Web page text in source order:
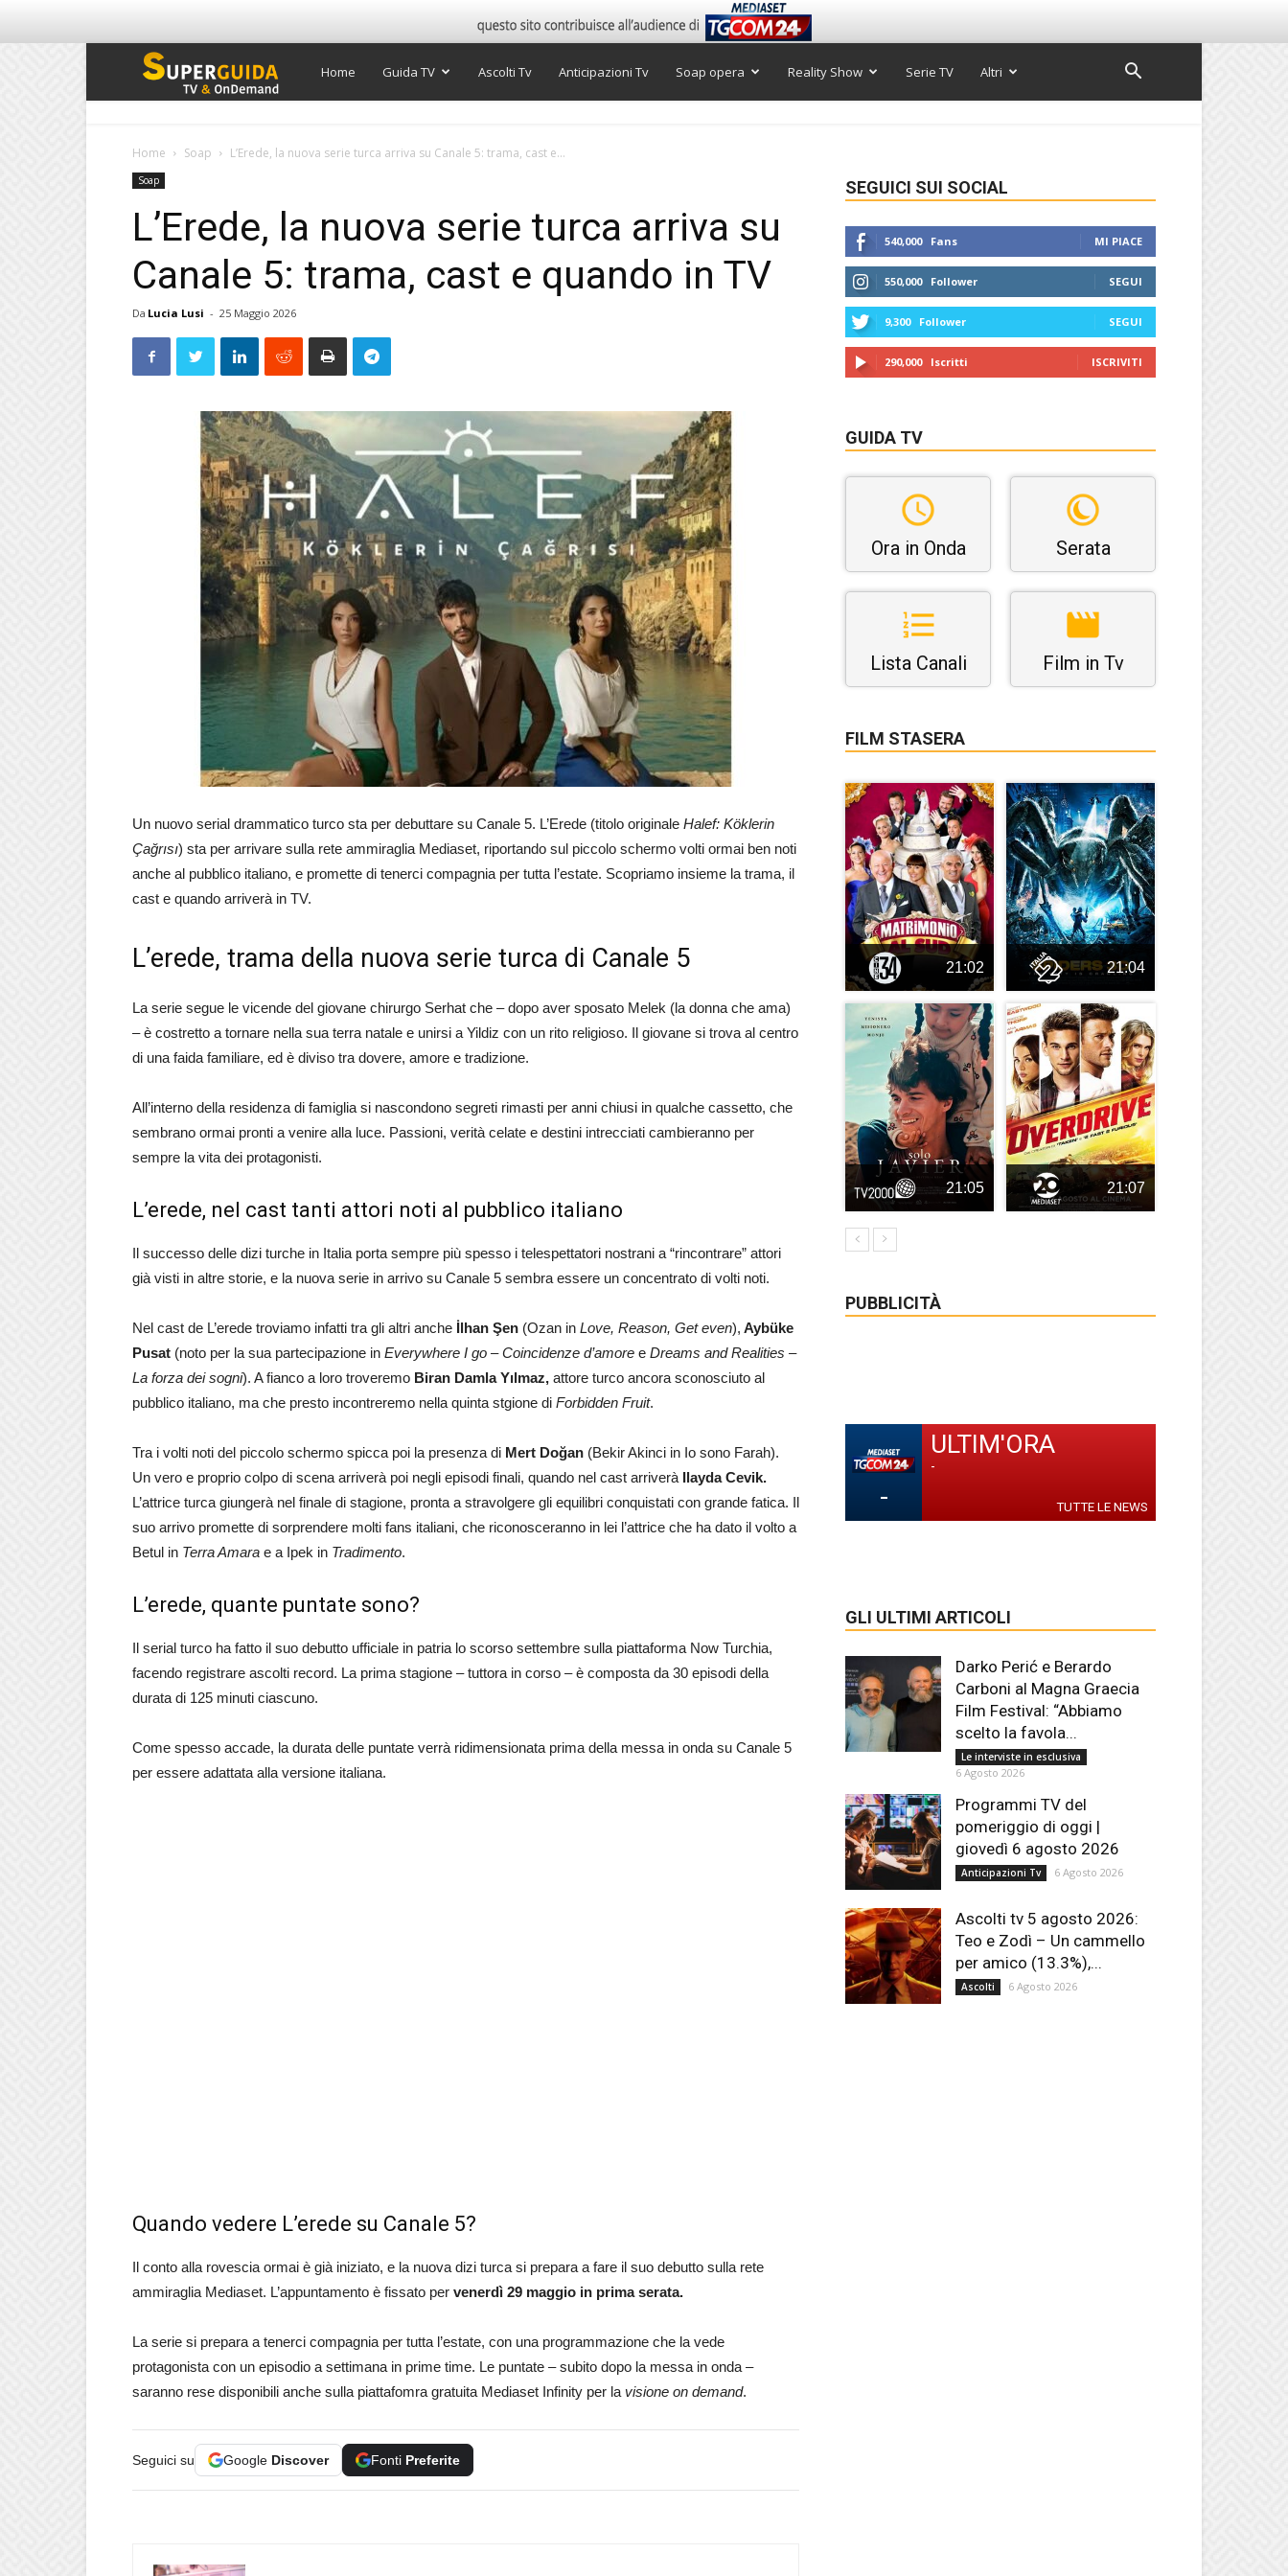
Super
Home Guida TV Ascolti Tv Anticipazioni Tv Soap opera Reality Show Serie TV Altri
Home Soap L’Erede, la nuova serie turca arriva su Canale 5: trama, cast e...
Soap
L’Erede, la nuova serie turca arriva su
Canale 5: trama, cast e quando in TV
Da Lucia Lusi - 25 Maggio 2026
Un nuovo serial drammatico turco sta per debuttare su Canale 5. L’Erede (titolo originale Halef: Köklerin
Çağrısı) sta per arrivare sulla rete ammiraglia Mediaset, riportando sul piccolo schermo volti ormai ben noti
anche al pubblico italiano, e promette di tenerci compagnia per tutta l’estate. Scopriamo insieme la trama, il
cast e quando arriverà in TV.
L’erede, trama della nuova serie turca di Canale 5
La serie segue le vicende del giovane chirurgo Serhat che – dopo aver sposato Melek (la donna che ama)
– è costretto a tornare nella sua terra natale e unirsi a Yildiz con un rito religioso. Il giovane si trova al centro
di una faida familiare, ed è diviso tra dovere, amore e tradizione.
All’interno della residenza di famiglia si nascondono segreti rimasti per anni chiusi in qualche cassetto, che
sembrano ormai pronti a venire alla luce. Passioni, verità celate e destini intrecciati cambieranno per
sempre la vita dei protagonisti.
L’erede, nel cast tanti attori noti al pubblico italiano
Il successo delle dizi turche in Italia porta sempre più spesso i telespettatori nostrani a “rincontrare” attori
già visti in altre storie, e la nuova serie in arrivo su Canale 5 sembra essere un concentrato di volti noti.
Nel cast de L’erede troviamo infatti tra gli altri anche İlhan Şen (Ozan in Love, Reason, Get even), Aybüke
Pusat (noto per la sua partecipazione in Everywhere I go – Coincidenze d’amore e Dreams and Realities –
La forza dei sogni). A fianco a loro troveremo Biran Damla Yılmaz, attore turco ancora sconosciuto al
pubblico italiano, ma che presto incontreremo nella quinta stgione di Forbidden Fruit.
Tra i volti noti del piccolo schermo spicca poi la presenza di Mert Doğan (Bekir Akinci in Io sono Farah).
Un vero e proprio colpo di scena arriverà poi negli episodi finali, quando nel cast arriverà Ilayda Cevik.
L’attrice turca giungerà nel finale di stagione, pronta a stravolgere gli equilibri conquistati con grande fatica. Il
suo arrivo promette di sorprendere molti fans italiani, che riconosceranno in lei l’attrice che ha dato il volto a
Betul in Terra Amara e a Ipek in Tradimento.
L’erede, quante puntate sono?
Il serial turco ha fatto il suo debutto ufficiale in patria lo scorso settembre sulla piattaforma Now Turchia,
facendo registrare ascolti record. La prima stagione – tuttora in corso – è composta da 30 episodi della
durata di 125 minuti ciascuno.
Come spesso accade, la durata delle puntate verrà ridimensionata prima della messa in onda su Canale 5
per essere adattata alla versione italiana.
Quando vedere L’erede su Canale 5?
Il conto alla rovescia ormai è già iniziato, e la nuova dizi turca si prepara a fare il suo debutto sulla rete
ammiraglia Mediaset. L’appuntamento è fissato per venerdì 29 maggio in prima serata.
La serie si prepara a tenerci compagnia per tutta l’estate, con una programmazione che la vede
protagonista con un episodio a settimana in prime time. Le puntate – subito dopo la messa in onda –
saranno rese disponibili anche sulla piattafomra gratuita Mediaset Infinity per la visione on demand.
Seguici su Google Discover Fonti Preferite
SEGUICI SUI SOCIAL
540,000 Fans MI PIACE
550,000 Follower SEGUI
9,300 Follower SEGUI
290,000 Iscritti ISCRIVITI
GUIDA TV
Ora in Onda Serata
Lista Canali Film in Tv
FILM STASERA
21:02 21:04
21:05 21:07
PUBBLICITÀ
-
ULTIM'ORA
-
TUTTE LE NEWS
GLI ULTIMI ARTICOLI
Darko Perić e Berardo
Carboni al Magna Graecia
Film Festival: “Abbiamo
scelto la favola...
Le interviste in esclusiva
6 Agosto 2026
Programmi TV del
pomeriggio di oggi |
giovedì 6 agosto 2026
Anticipazioni Tv 6 Agosto 2026
Ascolti tv 5 agosto 2026:
Teo e Zodì – Un cammello
per amico (13.3%),...
Ascolti 6 Agosto 2026